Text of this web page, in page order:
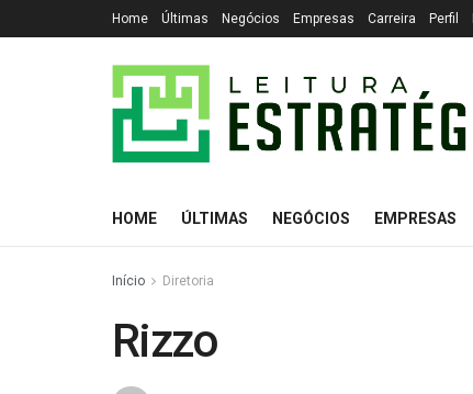
Home Últimas Negócios Empresas Carreira Perfil
HOME ÚLTIMAS NEGÓCIOS EMPRESAS
Início Diretoria
Rizzo